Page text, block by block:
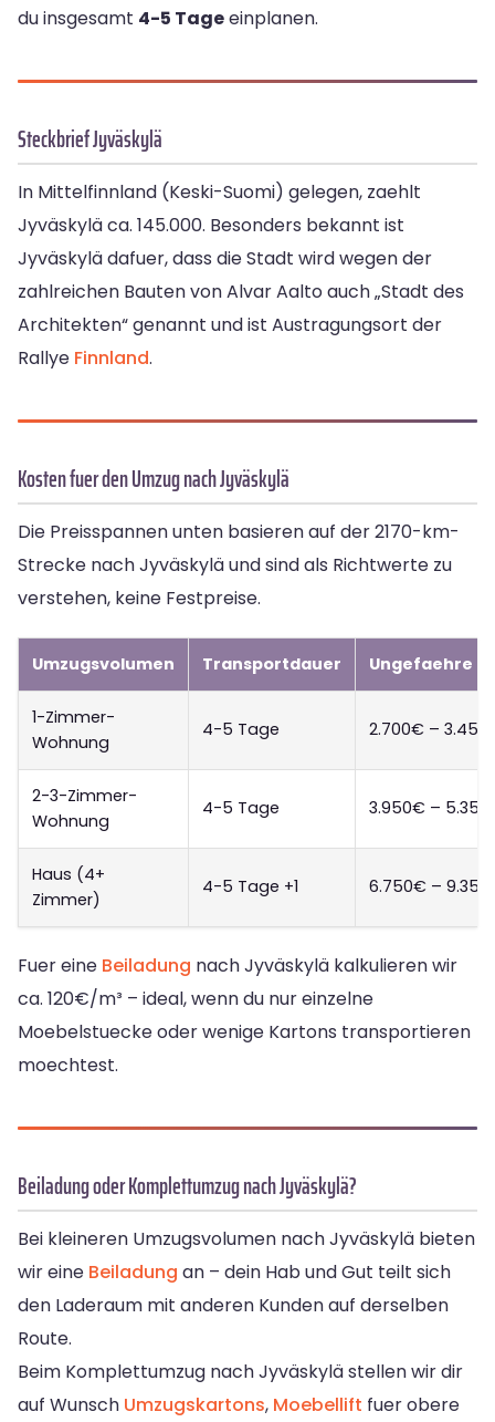
du insgesamt 4-5 Tageeinplanen.
Steckbrief Jyväskylä
In Mittelfinnland (Keski-Suomi) gelegen, zaehlt
Jyväskylä ca. 145.000. Besonders bekannt ist
Jyväskylä dafuer, dass die Stadt wird wegen der
zahlreichen Bauten von Alvar Aalto auch „Stadt des
Architekten“ genannt und ist Austragungsort der
Rallye Finnland.
Kosten fuer den Umzug nach Jyväskylä
Die Preisspannen unten basieren auf der 2170-km-
Strecke nach Jyväskylä und sind als Richtwerte zu
verstehen, keine Festpreise.
Umzugsvolumen Transportdauer Ungefaehre
1-Zimmer-
Wohnung
4-5 Tage 2.700€ –
2-3-Zimmer-
Wohnung
4-5 Tage 3.950€ –
Haus (4+
Zimmer)
4-5 Tage +1 6.750€ –
Fuer eine Beiladung nach Jyväskylä kalkulieren wir
ca. 120€/m³ – ideal, wenn du nur einzelne
Moebelstuecke oder wenige Kartons transportieren
moechtest.
Beiladung oder Komplettumzug nach Jyväskylä?
Bei kleineren Umzugsvolumen nach Jyväskylä bieten
wir eine Beiladung an – dein Hab und Gut teilt sich
den Laderaum mit anderen Kunden auf derselben
Route.
Beim Komplettumzug nach Jyväskylä stellen wir dir
auf Wunsch Umzugskartons, Moebellift fuer obere